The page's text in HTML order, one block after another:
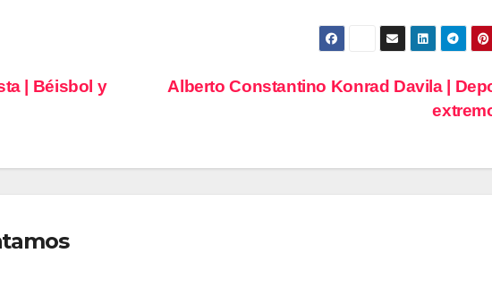
Alberto Constantino Konrad Davila |
| Béisbol y